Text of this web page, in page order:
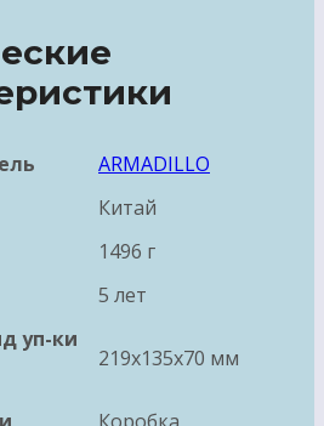
ARMADILLO
Китай
1496 г
5 лет
уп-ки
219x135x70 мм